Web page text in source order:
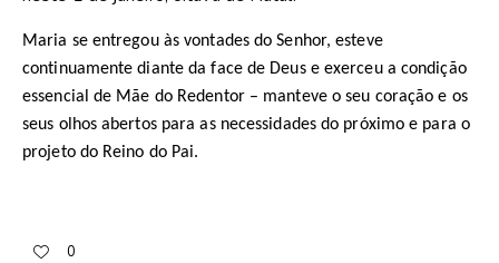
Maria se entregou às vontades do Senhor, esteve
continuamente diante da face de Deus e exerceu a condição
essencial de Mãe do Redentor – manteve o seu coração e os
seus olhos abertos para as necessidades do próximo e para o
projeto do Reino do Pai.
0